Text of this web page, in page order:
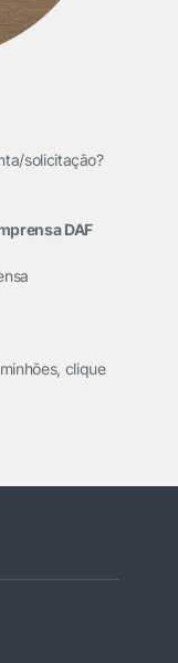
solicitação?
DAF
clique